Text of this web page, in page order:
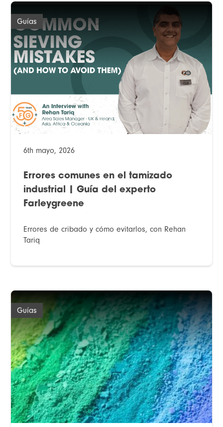
Guías
6th mayo, 2026
Errores comunes en el tamizado
industrial | Guía del experto
Farleygreene
Errores de cribado y cómo evitarlos, con Rehan
Tariq
Guías